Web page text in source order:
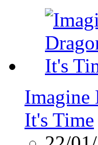
Imagine
It's Time